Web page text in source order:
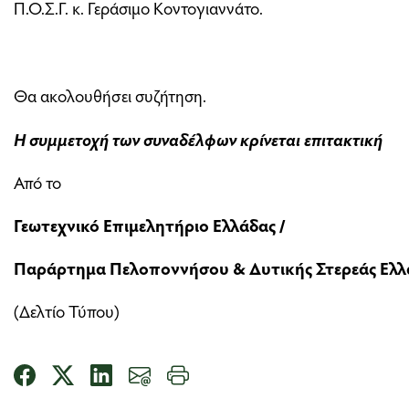
Π.Ο.Σ.Γ. κ. Γεράσιμο Κοντογιαννάτο.
Θα ακολουθήσει συζήτηση.
Η συμμετοχή των συναδέλφων κρίνεται επιτακτική
Από το
Γεωτεχνικό Επιμελητήριο Ελλάδας /
Παράρτημα Πελοποννήσου & Δυτικής Στερεάς
(Δελτίο Τύπου)